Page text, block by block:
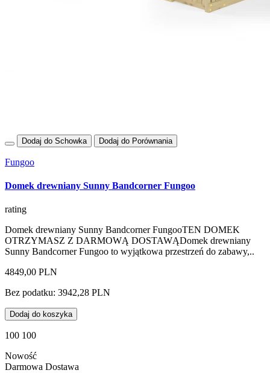
Dodaj do Schowka Dodaj do Porównania
Fungoo
Domek drewniany Sunny Bandcorner Fungoo
rating
Domek drewniany Sunny Bandcorner FungooTEN DOMEK
OTRZYMASZ Z DARMOWĄ DOSTAWĄDomek drewniany
Sunny Bandcorner Fungoo to wyjątkowa przestrzeń do zabawy,..
4849,00 PLN
Bez podatku: 3942,28 PLN
Dodaj do koszyka
100 100
Nowość
Darmowa Dostawa